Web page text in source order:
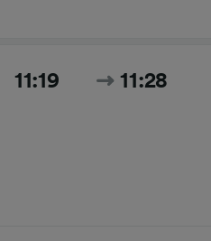
11:19 11:28